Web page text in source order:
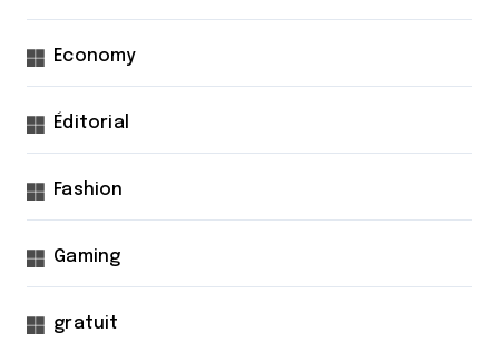
Economy
Éditorial
Fashion
Gaming
gratuit